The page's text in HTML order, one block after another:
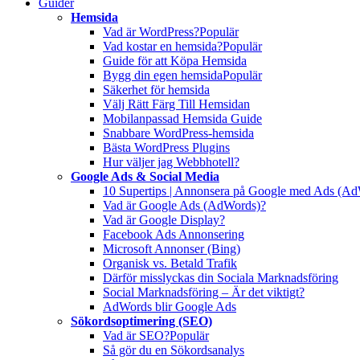
Guider
Hemsida
Vad är WordPress?Populär
Vad kostar en hemsida?Populär
Guide för att Köpa Hemsida
Bygg din egen hemsidaPopulär
Säkerhet för hemsida
Välj Rätt Färg Till Hemsidan
Mobilanpassad Hemsida Guide
Snabbare WordPress-hemsida
Bästa WordPress Plugins
Hur väljer jag Webbhotell?
Google Ads & Social Media
10 Supertips | Annonsera på Google med Ads
Vad är Google Ads (AdWords)?
Vad är Google Display?
Facebook Ads Annonsering
Microsoft Annonser (Bing)
Organisk vs. Betald Trafik
Därför misslyckas din Sociala Marknadsföring
Social Marknadsföring – Är det viktigt?
AdWords blir Google Ads
Sökordsoptimering (SEO)
Vad är SEO?Populär
Så gör du en Sökordsanalys